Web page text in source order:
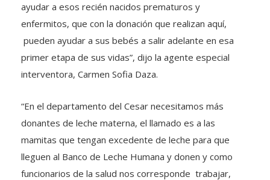
ayudar a esos recién nacidos prematuros y
enfermitos, que con la donación que realizan aquí,
pueden ayudar a sus bebés a salir adelante en esa
primer etapa de sus vidas”, dijo la agente especial
interventora, Carmen Sofia Daza.
“En el departamento del Cesar necesitamos más
donantes de leche materna, el llamado es a las
mamitas que tengan excedente de leche para que
lleguen al Banco de Leche Humana y donen y como
funcionarios de la salud nos corresponde trabajar,